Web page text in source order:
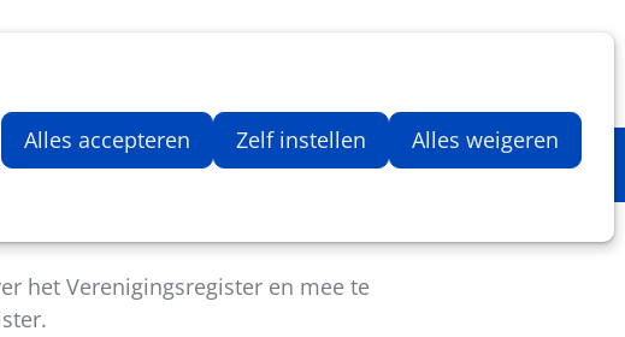
Alles accepteren Zelf instellen Alles weigeren
Aantal artikelen in
het Verenigingsregister en mee te